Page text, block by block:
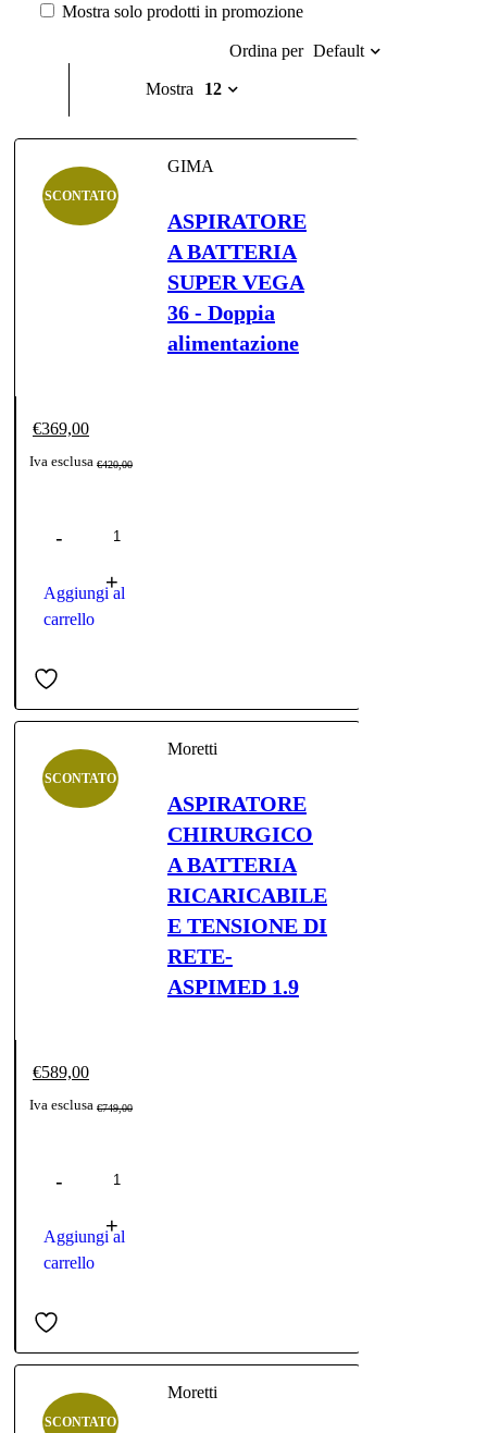
Ordina per Default
Mostra solo prodotti in promozione
Mostra 12
SCONTATO
GIMA
ASPIRATORE
A BATTERIA
SUPER VEGA
36 - Doppia
alimentazione
€420,00
Il
€420,00.
€369,00
Il
€369,00.
Iva esclusa
Aggiungi al
carrello
SCONTATO
Moretti
ASPIRATORE
CHIRURGICO
A BATTERIA
RICARICABILE
E TENSIONE DI
RETE-
ASPIMED 1.9
€749,00
Il
€749,00.
€589,00
Il
€589,00.
Iva esclusa
Aggiungi al
carrello
SCONTATO
Moretti